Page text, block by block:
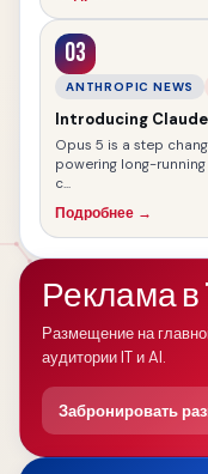
03
ANTHROPIC NEWS
Introducing
Opus 5 is a step
powering long-
c...
Подробнее →
Реклама в
Размещение на
аудитории IT и AI.
Забронировать